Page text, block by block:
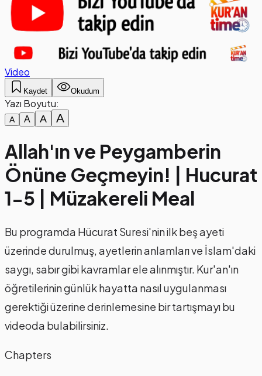
Video
Kaydet Okudum
Yazı Boyutu:
A A A A
Allah'ın ve Peygamberin
Önüne Geçmeyin! | Hucurat
1-5 | Müzakereli Meal
Bu programda Hücurat Suresi'nin ilk beş ayeti
üzerinde durulmuş, ayetlerin anlamları ve İslam'daki
saygı, sabır gibi kavramlar ele alınmıştır. Kur'an'ın
öğretilerinin günlük hayatta nasıl uygulanması
gerektiği üzerine derinlemesine bir tartışmayı bu
videoda bulabilirsiniz.
Chapters